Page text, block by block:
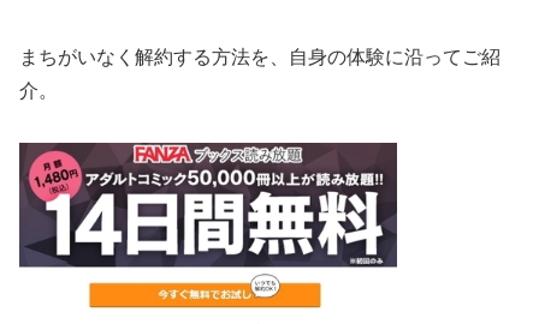
まちがいなく解約する方法を、自身の体験に沿ってご紹
介。